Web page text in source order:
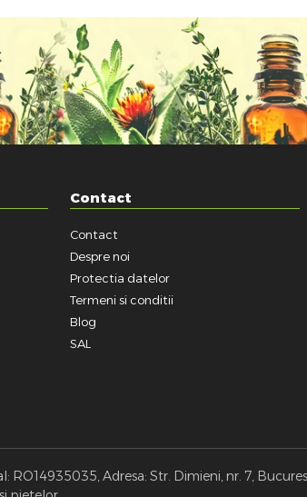
Contact
Contact
Despre noi
Protectia datelor
Termeni si conditii
Blog
SAL
Adresa: Str. Dimieni, nr. 7,